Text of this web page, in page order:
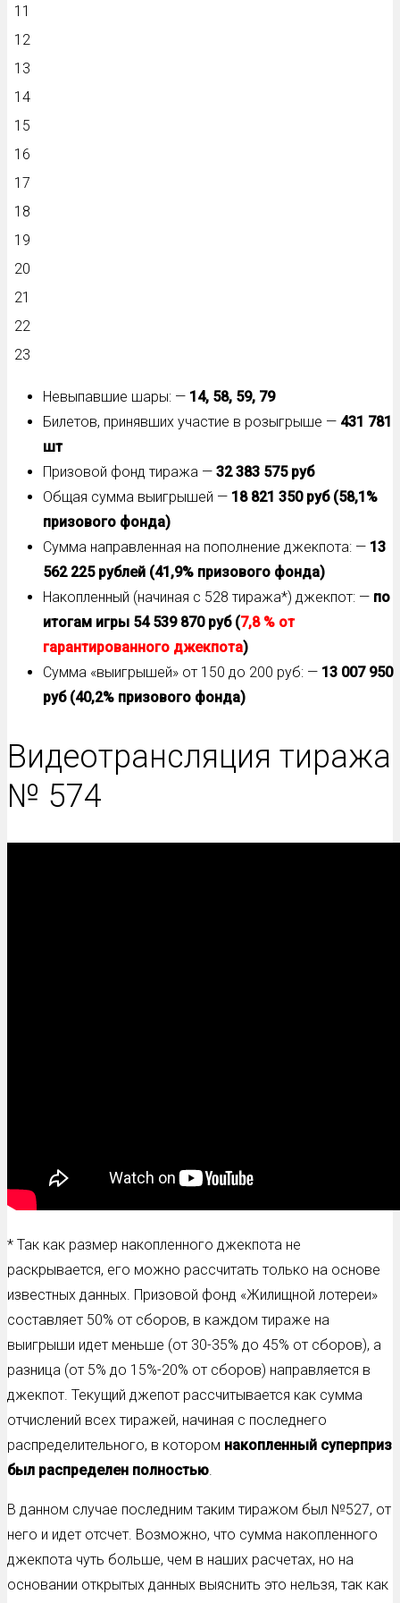
11
12
13
14
15
16
17
18
19
20
21
22
23
Невыпавшие шары: — 14, 58, 59, 79
Билетов, принявших участие в розыгрыше — 431 781
шт
Призовой фонд тиража — 32 383 575 руб
Общая сумма выигрышей — 18 821 350 руб (58,1%
призового фонда)
Сумма направленная на пополнение джекпота: — 13
562 225 рублей (41,9% призового фонда)
Накопленный (начиная с 528 тиража*) джекпот: — по
итогам игры 54 539 870руб (7,8 % от
гарантированного джекпота)
Сумма «выигрышей» от 150 до 200 руб: — 13 007 950
руб (40,2% призового фонда)
Видеотрансляция тиража
№ 574
* Так как размер накопленного джекпота не
раскрывается, его можно рассчитать только на основе
известных данных. Призовой фонд «Жилищной лотереи»
составляет 50% от сборов, в каждом тираже на
выигрыши идет меньше (от 30-35% до 45% от сборов), а
разница (от 5% до 15%-20% от сборов) направляется в
джекпот. Текущий джепот рассчитывается как сумма
отчислений всех тиражей, начиная с последнего
распределительного, в котором накопленный суперприз
был распределен полностью.
В данном случае последним таким тиражом был №527, от
него и идет отсчет. Возможно, что сумма накопленного
джекпота чуть больше, чем в наших расчетах, но на
основании открытых данных выяснить это нельзя, так как